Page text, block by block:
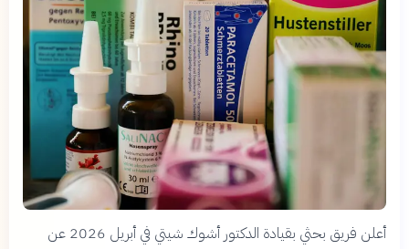
أعلن فريق بحثي بقيادة الدكتور أشوك شيتي في أبريل 2026 عن